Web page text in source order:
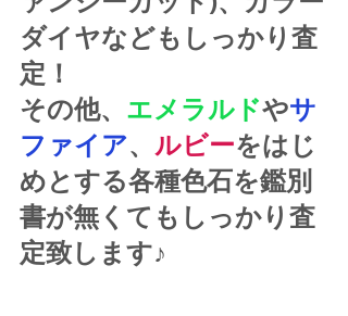
ダイヤなどもしっかり査
定！
その他、 エメラルドやサ
ファイア、 ルビーをはじ
めとする各種色石を鑑別
書が無くてもしっかり査
定致します♪